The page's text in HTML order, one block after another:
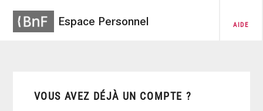
Espace Personnel AIDE
VOUS AVEZ DÉJÀ UN COMPTE ?